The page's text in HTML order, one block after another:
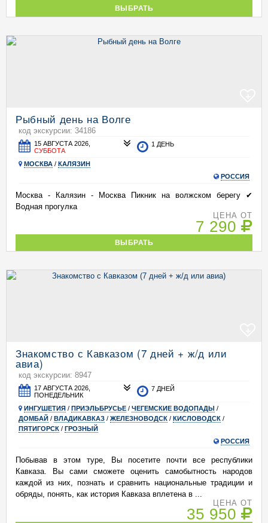
ВЫБРАТЬ
Рыбный день на Волге
код экскурсии: 34186
15 АВГУСТА 2026,
СУББОТА
1 ДЕНЬ
МОСКВА / КАЛЯЗИН
РОССИЯ
Москва - Калязин - Москва Пикник на волжском берегу ✔
Водная прогулка
ЦЕНА ОТ
7 290
ВЫБРАТЬ
Знакомство с Кавказом (7 дней + ж/д или
авиа)
код экскурсии: 8947
17 АВГУСТА 2026,
ПОНЕДЕЛЬНИК
7 ДНЕЙ
ИНГУШЕТИЯ / ПРИЭЛЬБРУСЬЕ / ЧЕГЕМСКИЕ ВОДОПАДЫ /
ДОМБАЙ / ВЛАДИКАВКАЗ / ЖЕЛЕЗНОВОДСК / КИСЛОВОДСК /
ПЯТИГОРСК / ГРОЗНЫЙ
РОССИЯ
Побывав в этом туре, Вы посетите почти все республики
Кавказа. Вы сами сможете оценить самобытность народов
каждой из них, познать и сравнить национальные традиции и
обряды, понять, как история Кавказа вплетена в ...
ЦЕНА ОТ
35 950